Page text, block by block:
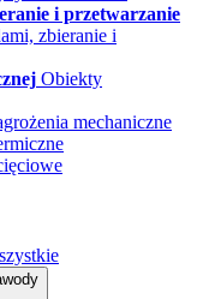
i przetwarzanie
zbieranie i
Obiekty
mechaniczne